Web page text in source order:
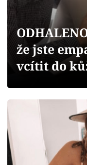
Videa
Sledujte
že jste
vcítit do